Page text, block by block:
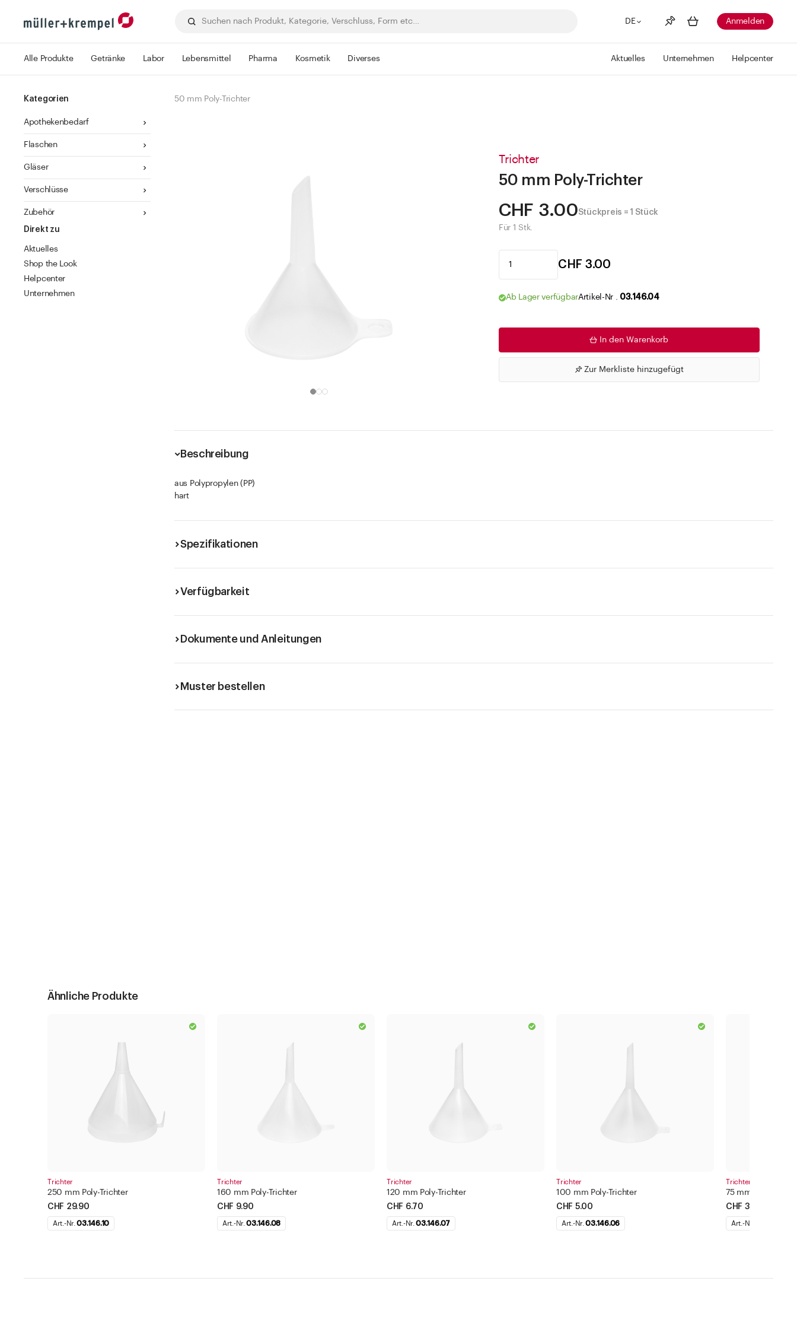
DE
Merkliste Mehr anzeigen
Anmelden
Alle Produkte Getränke Labor Lebensmittel Pharma Kosmetik Diverses Aktuelles Unternehmen Helpcenter
Kategorien
Apothekenbedarf
Flaschen
Gläser
Verschlüsse
Zubehör
Direkt zu
Aktuelles
Shop the Look
Helpcenter
Unternehmen
50 mm Poly-Trichter
Trichter
50 mm Poly-Trichter
CHF 3.00Stückpreis = 1 Stück
Für 1 Stk.
CHF 3.00
Ab Lager verfügbarArtikel-Nr . 03.146.04
In den Warenkorb
Zur Merkliste hinzugefügt
Beschreibung
aus Polypropylen (PP)
hart
Spezifikationen
Verfügbarkeit
Dokumente und Anleitungen
Muster bestellen
Ähnliche Produkte
Trichter
250 mm Poly-Trichter
CHF 29.90
Art.-Nr.03.146.10
Trichter
160 mm Poly-Trichter
CHF 9.90
Art.-Nr.03.146.08
Trichter
120 mm Poly-Trichter
CHF 6.70
Art.-Nr.03.146.07
Trichter
100 mm Poly-Trichter
CHF 5.00
Art.-Nr.03.146.06
Trichter
75 mm Poly-
CHF 3.50
Art.-Nr.